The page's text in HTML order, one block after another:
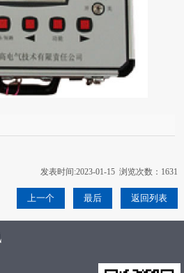
发表时间:2023-01-15 浏览次数：1631
上一个 最后 返回列表